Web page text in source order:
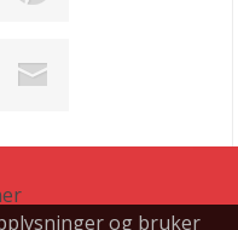
og bruker